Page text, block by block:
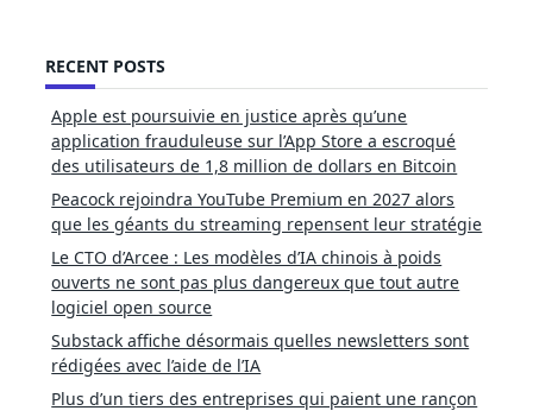
RECENT POSTS
Apple est poursuivie en justice après qu’une
application frauduleuse sur l’App Store a escroqué
des utilisateurs de 1,8 million de dollars en Bitcoin
Peacock rejoindra YouTube Premium en 2027 alors
que les géants du streaming repensent leur stratégie
Le CTO d’Arcee : Les modèles d’IA chinois à poids
ouverts ne sont pas plus dangereux que tout autre
logiciel open source
Substack affiche désormais quelles newsletters sont
rédigées avec l’aide de l’IA
Plus d’un tiers des entreprises qui paient une rançon